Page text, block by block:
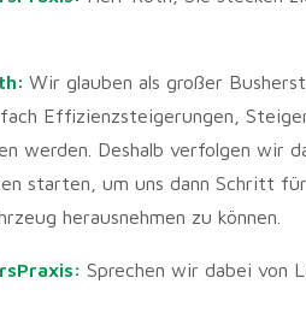
Wir glauben als großer
Effizienzsteigerungen,
werden. Deshalb verfolgen wir
starten, um uns dann Schritt
herausnehmen zu können.
Sprechen wir dabei von